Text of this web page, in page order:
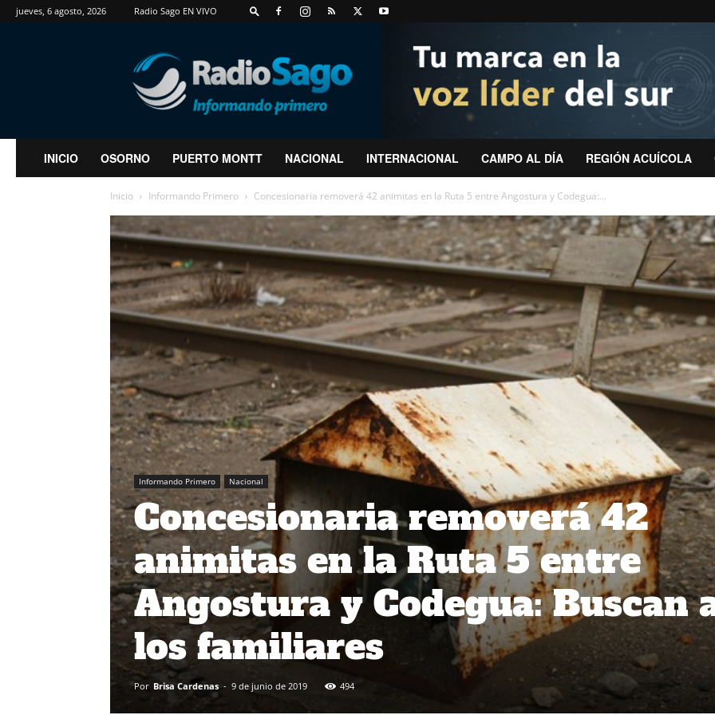
jueves, 6 agosto, 2026 Radio Sago EN VIVO
RadioSago
INICIO OSORNO PUERTO MONTT NACIONAL INTERNACIONAL CAMPO AL DÍA REGIÓN ACUÍCOLA
Inicio Informando Primero Concesionaria removerá 42 animitas en la Ruta 5 entre Angostura y Codegua:...
Informando Primero Nacional
Concesionaria removerá 42
animitas en la Ruta 5 entre
Angostura y Codegua: Buscan
los familiares
Por Brisa Cardenas - 9 de junio de 2019 494